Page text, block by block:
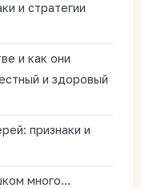
и стратегии
и как они
и здоровый
признаки и
много…